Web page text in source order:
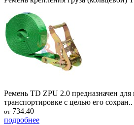
Ремень TD ZPU 2.0 предназначен для
транспортировке с целью его сохран..
от 734.40
подробнее